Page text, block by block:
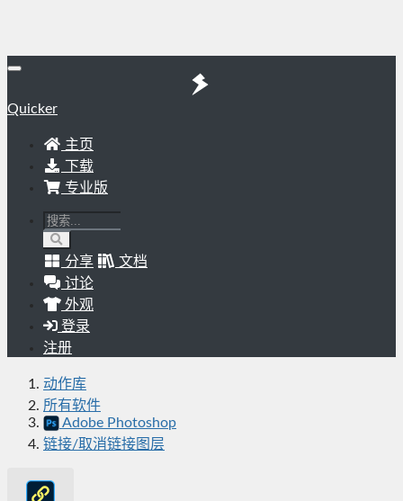
Quicker
主页
下载
专业版
分享
文档
讨论
外观
登录
注册
动作库
所有软件
Adobe Photoshop
链接/取消链接图层